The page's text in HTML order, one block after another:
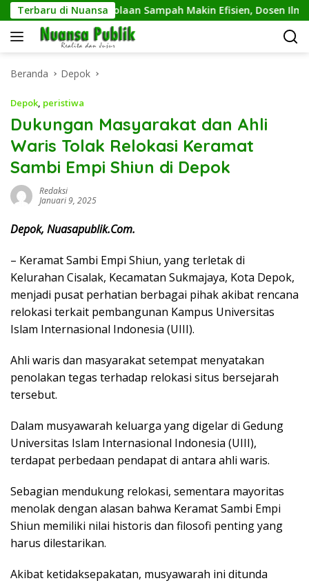
Langsung
ke
konten
Terbaru di Nuansa
Pengelolaan Sampah Makin Efisien, Dosen Ilmu
Beranda Depok
Depok, peristiwa
Dukungan Masyarakat dan Ahli
Waris Tolak Relokasi Keramat
Sambi Empi Shiun di Depok
Redaksi
Januari 9, 2025
Depok, Nuasapublik.Com.
– Keramat Sambi Empi Shiun, yang terletak di
Kelurahan Cisalak, Kecamatan Sukmajaya, Kota Depok,
menjadi pusat perhatian berbagai pihak akibat rencana
relokasi terkait pembangunan Kampus Universitas
Islam Internasional Indonesia (UIII).
Ahli waris dan masyarakat setempat menyatakan
penolakan tegas terhadap relokasi situs bersejarah
tersebut.
Dalam musyawarah keluarga yang digelar di Gedung
Universitas Islam Internasional Indonesia (UIII),
terdapat perbedaan pendapat di antara ahli waris.
Sebagian mendukung relokasi, sementara mayoritas
menolak dengan alasan bahwa Keramat Sambi Empi
Shiun memiliki nilai historis dan filosofi penting yang
harus dilestarikan.
Akibat ketidaksepakatan, musyawarah ini ditunda